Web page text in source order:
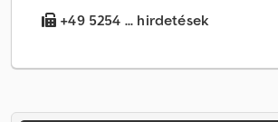
+49 5254 ... hirdetések